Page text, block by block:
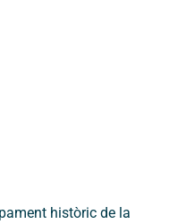
històric de la